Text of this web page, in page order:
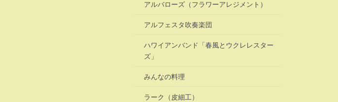
アルバローズ（フラワーアレジメント）
アルフェスタ吹奏楽団
ハワイアンバンド「春風とウクレレスター
ズ」
みんなの料理
ラーク（皮細工）